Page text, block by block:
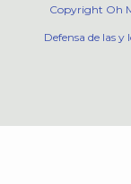
Copyright Oh
Defensa de las